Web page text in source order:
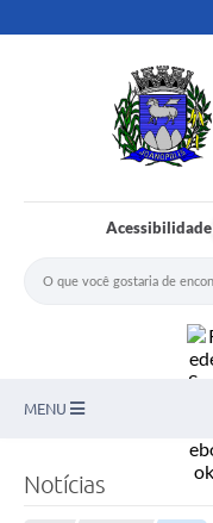
Acessibilidade
MENU
Notícias